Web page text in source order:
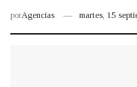
porAgencias martes, 15